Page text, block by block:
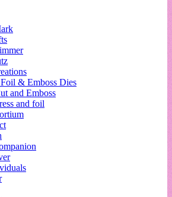
& Emboss Dies
and Emboss
and foil